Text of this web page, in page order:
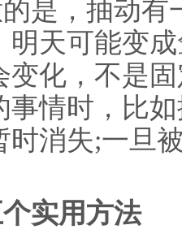
的是，抽动
明天可能变
变化，不是
事情时，比
时消失;一旦
实用方法